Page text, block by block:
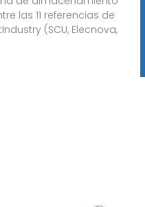
las 11 referencias de
(SCU, Elecnova,